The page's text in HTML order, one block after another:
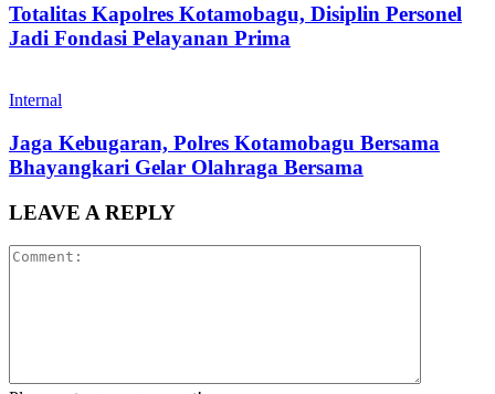
Totalitas Kapolres Kotamobagu, Disiplin Personel
Jadi Fondasi Pelayanan Prima
Internal
Jaga Kebugaran, Polres Kotamobagu Bersama
Bhayangkari Gelar Olahraga Bersama
LEAVE A REPLY